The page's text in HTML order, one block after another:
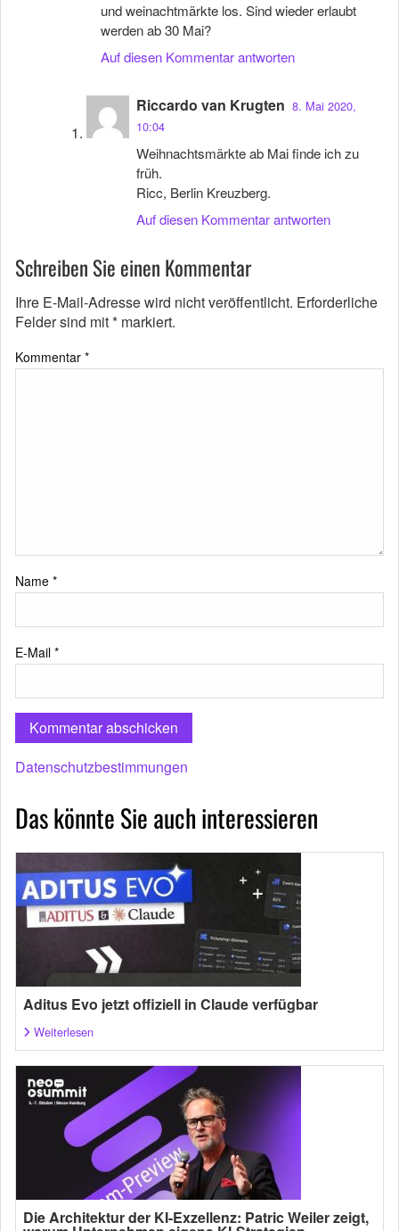
und weinachtmärkte los. Sind wieder erlaubt
werden ab 30 Mai?
Auf diesen Kommentar antworten
Riccardo van Krugten 8. Mai 2020,
10:04
Weihnachtsmärkte ab Mai finde ich zu
früh.
Ricc, Berlin Kreuzberg.
Auf diesen Kommentar antworten
Schreiben Sie einen Kommentar
Ihre E-Mail-Adresse wird nicht veröffentlicht. Erforderliche
Felder sind mit* markiert.
Kommentar *
Name *
E-Mail *
Datenschutzbestimmungen
Das könnte Sie auch interessieren
Aditus Evo jetzt offiziell in Claude verfügbar
Weiterlesen
Die Architektur der KI-Exzellenz: Patric Weiler zeigt,